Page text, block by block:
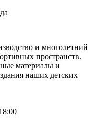
и многолетний
пространств.
материалы и
наших детских